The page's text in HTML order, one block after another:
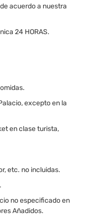
acuerdo a nuestra
24 HORAS.
excepto en la
en clase turista,
etc. no incluidas.
no especificado en
Añadidos.